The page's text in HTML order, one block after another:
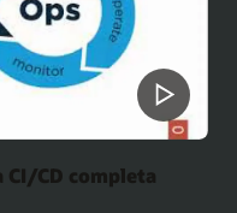
CI/CD completa